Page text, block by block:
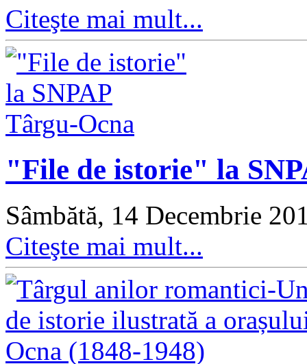
Citeşte mai mult...
"File de istorie" la
Sâmbătă, 14 Decembrie
Citeşte mai mult...